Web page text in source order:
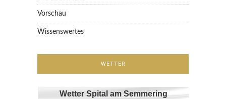
Vorschau
Wissenswertes
WETTER
Wetter Spital am Semmering